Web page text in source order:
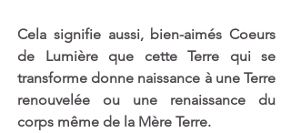
Cela signifie aussi, bien-aimés Coeurs
de Lumière que cette Terre qui se
transforme donne naissance à une Terre
renouvelée ou une renaissance du
corps même de la Mère Terre.